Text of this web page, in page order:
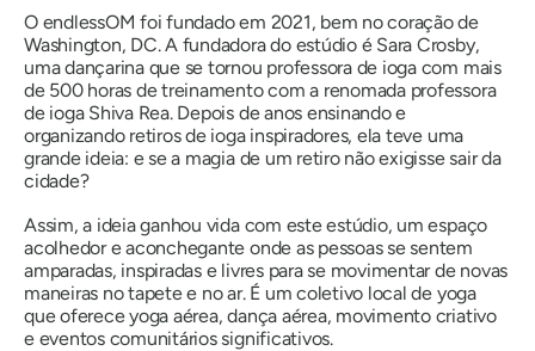
O endlessOM foi fundado em 2021, bem no coração de
Washington, DC. A fundadora do estúdio é Sara Crosby,
uma dançarina que se tornou professora de ioga com mais
de 500 horas de treinamento com a renomada professora
de ioga Shiva Rea. Depois de anos ensinando e
organizando retiros de ioga inspiradores, ela teve uma
grande ideia: e se a magia de um retiro não exigisse sair da
cidade?
Assim, a ideia ganhou vida com este estúdio, um espaço
acolhedor e aconchegante onde as pessoas se sentem
amparadas, inspiradas e livres para se movimentar de novas
maneiras no tapete e no ar. É um coletivo local de yoga
que oferece yoga aérea, dança aérea, movimento criativo
e eventos comunitários significativos.